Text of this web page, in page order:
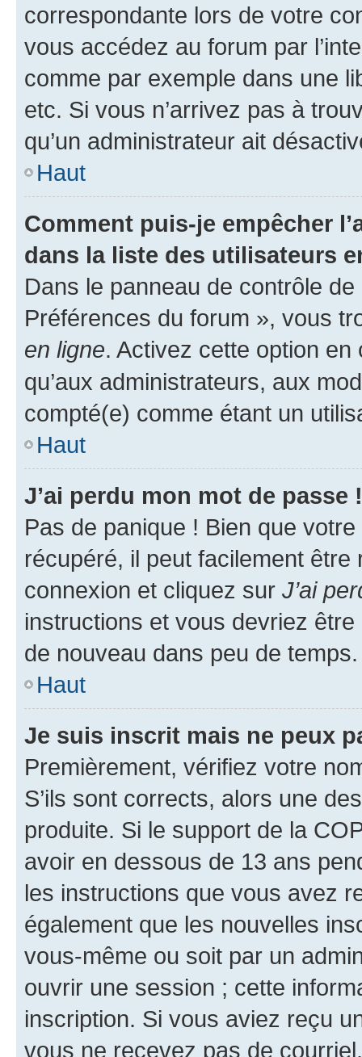
correspondante lors de votre
vous accédez au forum par
comme par exemple dans une
etc. Si vous n’arrivez pas à
qu’un administrateur ait
Haut
Comment puis-je empêcher
dans la liste des utilisateurs
Dans le panneau de contrôle
Préférences du forum », vous
en ligne. Activez cette option
qu’aux administrateurs, aux
compté(e) comme étant un
Haut
J’ai perdu mon mot de passe !
Pas de panique ! Bien que
récupéré, il peut facilement
connexion et cliquez sur J’ai
instructions et vous devriez
de nouveau dans peu de temps.
Haut
Je suis inscrit mais ne peux
Premièrement, vérifiez votre
S’ils sont corrects, alors une
produite. Si le support de la
avoir en dessous de 13 ans
les instructions que vous avez
également que les nouvelles
vous-même ou soit par un
ouvrir une session ; cette
inscription. Si vous aviez reçu
vous ne recevez pas de